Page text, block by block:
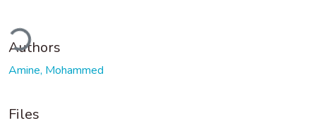
Authors
Amine, Mohammed
Files